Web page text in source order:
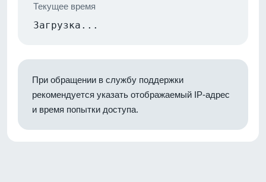
Текущее время
Загрузка...
При обращении в службу поддержки
рекомендуется указать отображаемый IP-адрес
и время попытки доступа.